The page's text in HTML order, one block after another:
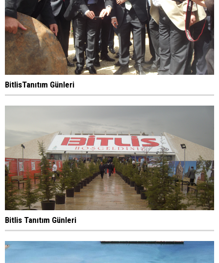
BitlisTanıtım Günleri
Bitlis Tanıtım Günleri